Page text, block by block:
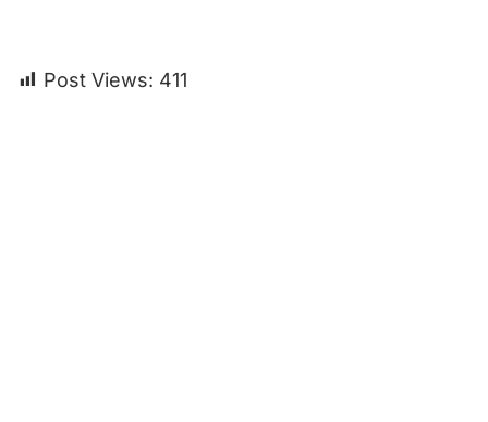
Post Views: 411